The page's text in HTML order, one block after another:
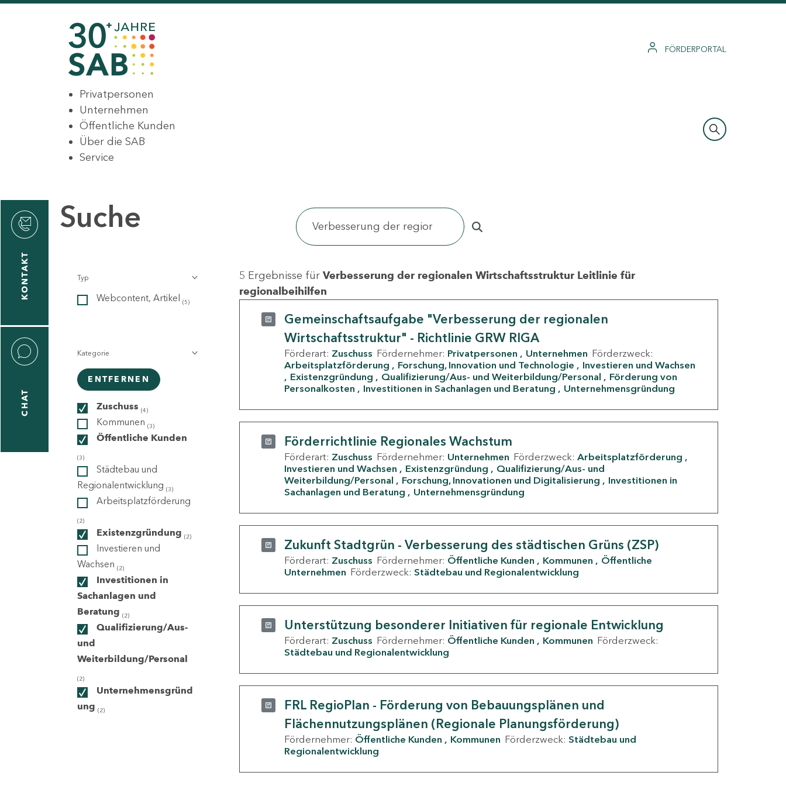
FÖRDERPORTAL
Privatpersonen
Unternehmen
Öffentliche Kunden
Über die SAB
Service
KONTAKT
CHAT
Suche
Typ
Webcontent, Artikel (5)
Kategorie
ENTFERNEN
Zuschuss (4)
Kommunen (3)
Öffentliche Kunden
(3)
Städtebau und
Regionalentwicklung (3)
Arbeitsplatzförderung
(2)
Existenzgründung (2)
Investieren und
Wachsen (2)
Investitionen in
Sachanlagen und
Beratung (2)
Qualifizierung/Aus-
und
Weiterbildung/Personal
(2)
Unternehmensgründ
ung (2)
5 Ergebnisse für Verbesserung der regionalen Wirtschaftsstruktur Leitlinie für
regionalbeihilfen
Gemeinschaftsaufgabe "Verbesserung der regionalen
Wirtschaftsstruktur" - Richtlinie GRW RIGA
Förderart: Zuschuss Fördernehmer: Privatpersonen Unternehmen Förderzweck:
Arbeitsplatzförderung
Forschung, Innovation und Technologie
Investieren und Wachsen
Existenzgründung
Qualifizierung/Aus- und Weiterbildung/Personal
Förderung von
Personalkosten
Investitionen in Sachanlagen und Beratung Unternehmensgründung
Förderrichtlinie Regionales Wachstum
Förderart: Zuschuss Fördernehmer: Unternehmen Förderzweck: Arbeitsplatzförderung
Investieren und Wachsen
Existenzgründung
Qualifizierung/Aus- und
Weiterbildung/Personal
Forschung, Innovationen und Digitalisierung
Investitionen in
Sachanlagen und Beratung
Unternehmensgründung
Zukunft Stadtgrün - Verbesserung des städtischen Grüns (ZSP)
Förderart: Zuschuss Fördernehmer: Öffentliche Kunden Kommunen
Öffentliche
Unternehmen Förderzweck: Städtebau und Regionalentwicklung
Unterstützung besonderer Initiativen für regionale Entwicklung
Förderart: Zuschuss Fördernehmer: Öffentliche Kunden Kommunen Förderzweck:
Städtebau und Regionalentwicklung
FRL RegioPlan - Förderung von Bebauungsplänen und
Flächennutzungsplänen (Regionale Planungsförderung)
Fördernehmer: Öffentliche Kunden Kommunen Förderzweck: Städtebau und
Regionalentwicklung